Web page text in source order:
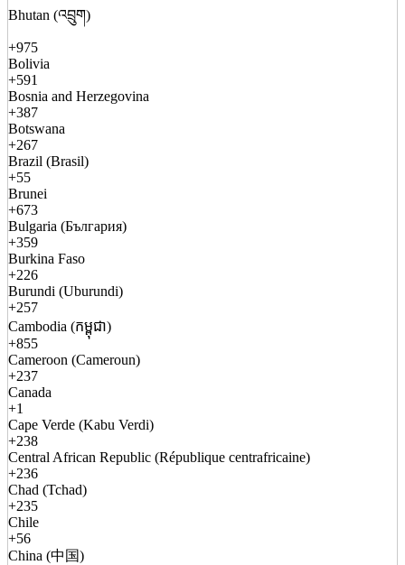
Bhutan (འབྲུག)
+975
Bolivia
+591
Bosnia and Herzegovina
+387
Botswana
+267
Brazil (Brasil)
+55
Brunei
+673
Bulgaria (България)
+359
Burkina Faso
+226
Burundi (Uburundi)
+257
Cambodia (កម្ពុជា)
+855
Cameroon (Cameroun)
+237
Canada
+1
Cape Verde (Kabu Verdi)
+238
Central African Republic (République centrafricaine)
+236
Chad (Tchad)
+235
Chile
+56
China (中国)